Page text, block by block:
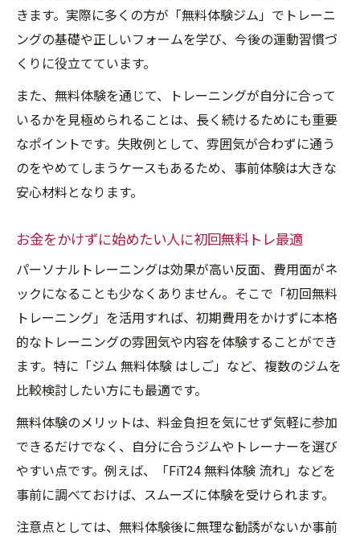
きます。実際に多くの方が「無料体験ジム」でトレーニ
ングの基礎や正しいフォームを学び、今後の運動習慣づ
くりに役立てています。
また、無料体験を通じて、トレーニングが自分に合って
いるかを見極められることは、長く続けるためにも重要
なポイントです。失敗例として、雰囲気が合わずに通う
のをやめてしまうケースもあるため、事前体験は大きな
安心材料となります。
お金をかけずに始めたい人に初回無料トレ最適
パーソナルトレーニングは効果が高い反面、費用面がネ
ックになることも少なくありません。そこで「初回無料
トレーニング」を活用すれば、初期費用をかけずに本格
的なトレーニングの雰囲気や内容を体験することができ
ます。特に「ジム 無料体験 はしご」など、複数のジムを
比較検討したい方にも最適です。
無料体験のメリットは、料金負担を気にせず気軽に参加
できるだけでなく、自分に合うジムやトレーナーを選び
やすい点です。例えば、「FiT24 無料体験 流れ」などを
事前に調べておけば、スムーズに体験を受けられます。
注意点としては、無料体験後に無理な勧誘がないか事前